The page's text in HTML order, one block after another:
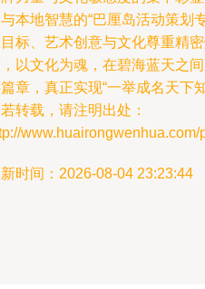
本地智慧的“巴厘岛活动策划
标、艺术创意与文化尊重精
以文化为魂，在碧海蓝天之
章，真正实现“一举成名天下
转载，请注明出处：
www.huairongwenhua.com/
时间：2026-08-04 23:23:44